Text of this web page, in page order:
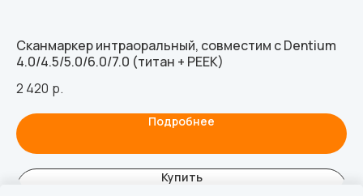
Сканмаркер интраоральный, совместим с Dentium
4.0/4.5/5.0/6.0/7.0 (титан + PEEK)
2 420 р.
Подробнее
Купить